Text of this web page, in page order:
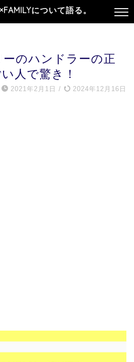
について語る。
のハンドラーの正
人で驚き！
2021年2月1日 / 2024年12月16日